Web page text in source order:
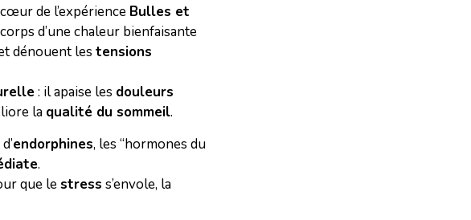
de l’expérience Bulles et
d’une chaleur bienfaisante
dénouent les tensions
: il apaise les douleurs
la qualité du sommeil.
endorphines, les “hormones du
.
que lestress s’envole, la